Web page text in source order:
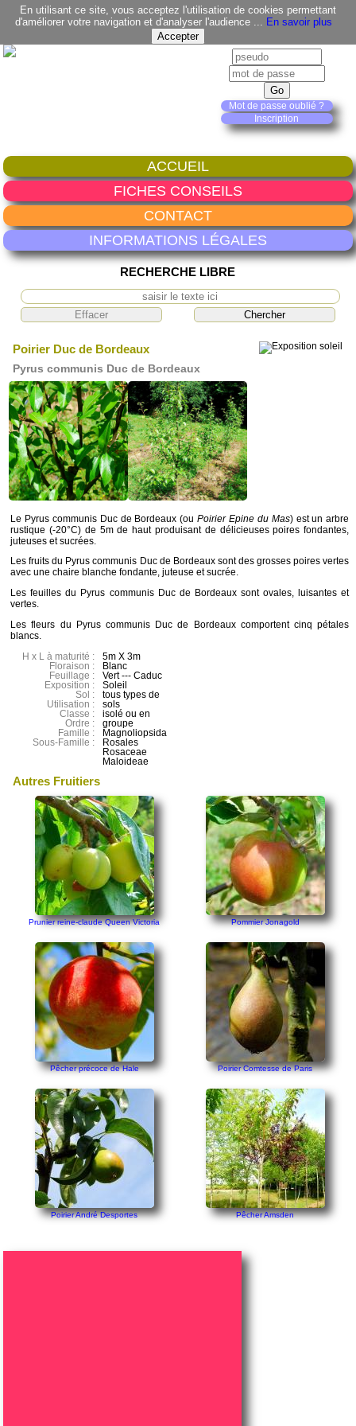
En utilisant ce site, vous acceptez l'utilisation de cookies permettant
d'améliorer votre navigation et d'analyser l'audience ... En savoir plus
Mot de passe oublié ?
Inscription
ACCUEIL
FICHES CONSEILS
CONTACT
INFORMATIONS LÉGALES
RECHERCHE LIBRE
Poirier Duc de Bordeaux
Pyrus communis Duc de Bordeaux
Le Pyrus communis Duc de Bordeaux (ouPoirier Epine du Mas) est un arbre
rustique (-20°C) de 5m de haut produisant de délicieuses poires fondantes,
juteuses et sucrées.
Les fruits du Pyrus communis Duc de Bordeaux sont des grosses poires vertes
avec une chaire blanche fondante, juteuse et sucrée.
Les feuilles du Pyrus communis Duc de Bordeaux sont ovales, luisantes et
vertes.
Les fleurs du Pyrus communis Duc de Bordeaux comportent cinq pétales
blancs.
H x L à maturité :
Floraison :
Feuillage :
Exposition :
Sol :
Utilisation :
Classe :
Ordre :
Famille :
Sous-Famille :
5m X 3m
Blanc
Vert --- Caduc
Soleil
tous types de
sols
isolé ou en
groupe
Magnoliopsida
Rosales
Rosaceae
Maloideae
Autres Fruitiers
Prunier reine-claude Queen Victoria Pommier Jonagold
Pêcher précoce de Hale Poirier Comtesse de Paris
Poirier André Desportes Pêcher Amsden